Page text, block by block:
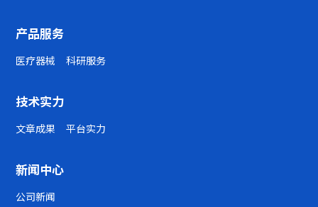
产品服务
医疗器械 科研服务
技术实力
文章成果 平台实力
新闻中心
公司新闻